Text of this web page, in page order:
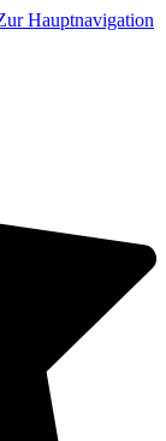
Hauptnavigation